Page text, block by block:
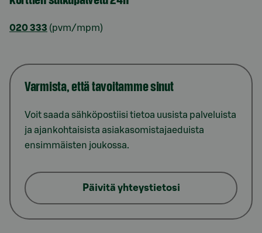
020 333 (pvm/mpm)
Varmista, että tavoitamme sinut
Voit saada sähköpostiisi tietoa uusista palveluista
ja ajankohtaisista asiakasomistajaeduista
ensimmäisten joukossa.
Päivitä yhteystietosi